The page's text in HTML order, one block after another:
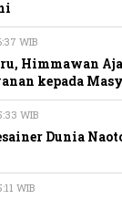
WIB
Himmawan
kepada
WIB
Dunia
WIB